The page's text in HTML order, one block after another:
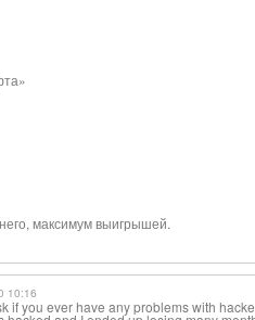
максимум выигрышей.
10:16
if you ever have any problems with